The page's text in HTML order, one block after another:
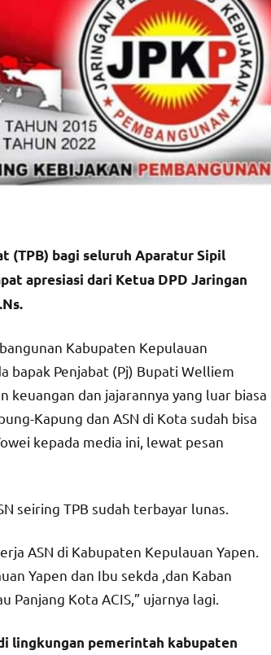
(TPB) bagi seluruh Aparatur Sipil
apresiasi dari Ketua DPD Jaringan
Kabupaten Kepulauan
bapak Penjabat (Pj) Bupati Welliem
keuangan dan jajarannya yang luar biasa
Kapung dan ASN di Kota sudah bisa
kepada media ini, lewat pesan
seiring TPB sudah terbayar lunas.
ASN di Kabupaten Kepulauan Yapen.
Yapen dan Ibu sekda ,dan Kaban
Kota ACIS,” ujarnya lagi.
lingkungan pemerintah kabupaten